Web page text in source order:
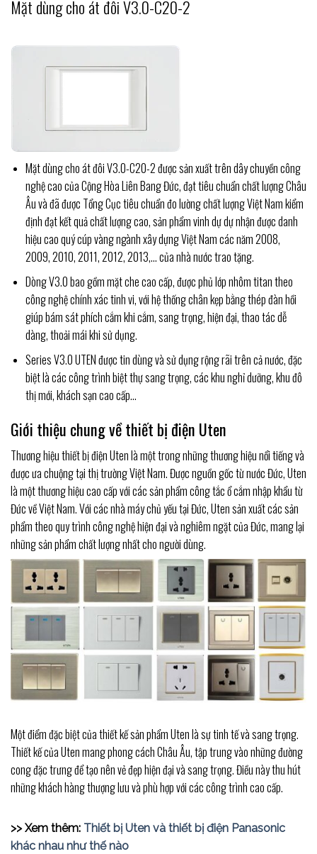
Mặt dùng cho át đôi V3.0-C20-2
Mặt dùng cho át đôi V3.0-C20-2 được sản xuất trên dây chuyền công
nghệ cao của Cộng Hòa Liên Bang Đức, đạt tiêu chuẩn chất lượng Châu
Âu và đã được Tổng Cục tiêu chuẩn đo lường chất lượng Việt Nam kiểm
định đạt kết quả chất lượng cao, sản phẩm vinh dự dự nhận được danh
hiệu cao quý cúp vàng ngành xây dựng Việt Nam các năm 2008,
2009, 2010, 2011, 2012, 2013,… của nhà nước trao tặng.
Dòng V3.0 bao gồmmặt che cao cấp, được phủ lớp nhôm titan theo
công nghệ chính xác tinh vi, với hệ thống chân kẹp bằng thép đàn hồi
giúp bám sát phích cắm khi cắm, sang trọng, hiện đại, thao tác dễ
dàng, thoải mái khi sử dụng.
Series V3.0 UTEN được tin dùng và sử dụng rộng rãi trên cả nước, đặc
biệt là các công trình biệt thự sang trọng, các khu nghỉ dưỡng, khu đô
thị mới, khách sạn cao cấp…
Giới thiệu chung về thiết bị điện Uten
Thương hiệu thiết bị điện Uten là một trong những thương hiệu nổi tiếng và
được ưa chuộng tại thị trường Việt Nam. Được nguồn gốc từ nước Đức, Uten
là một thương hiệu cao cấp với các sản phẩm công tắc ổ cắm nhập khẩu từ
Đức về Việt Nam. Với các nhà máy chủ yếu tại Đức, Uten sản xuất các sản
phẩm theo quy trình công nghệ hiện đại và nghiêm ngặt của Đức, mang lại
những sản phẩm chất lượng nhất cho người dùng.
Một điểm đặc biệt của thiết kế sản phẩm Uten là sự tinh tế và sang trọng.
Thiết kế của Uten mang phong cách Châu Âu, tập trung vào những đường
cong đặc trưng để tạo nên vẻ đẹp hiện đại và sang trọng. Điều này thu hút
những khách hàng thượng lưu và phù hợp với các công trình cao cấp.
>> Xem thêm: Thiết bị Uten và thiết bị điện Panasonic
khác nhau như thế nào